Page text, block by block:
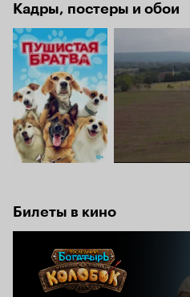
Кадры, постеры и обои
Билеты в кино